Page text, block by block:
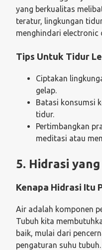
yang berkualitas
teratur, lingkungan
menghindari electronic
Tips Untuk Tidur
Ciptakan
gelap.
Batasi konsumsi
tidur.
Pertimbangkan
meditasi atau
5. Hidrasi
Kenapa Hidrasi Itu
Air adalah komponen
Tubuh kita
baik, mulai dari
pengaturan suhu tubuh.